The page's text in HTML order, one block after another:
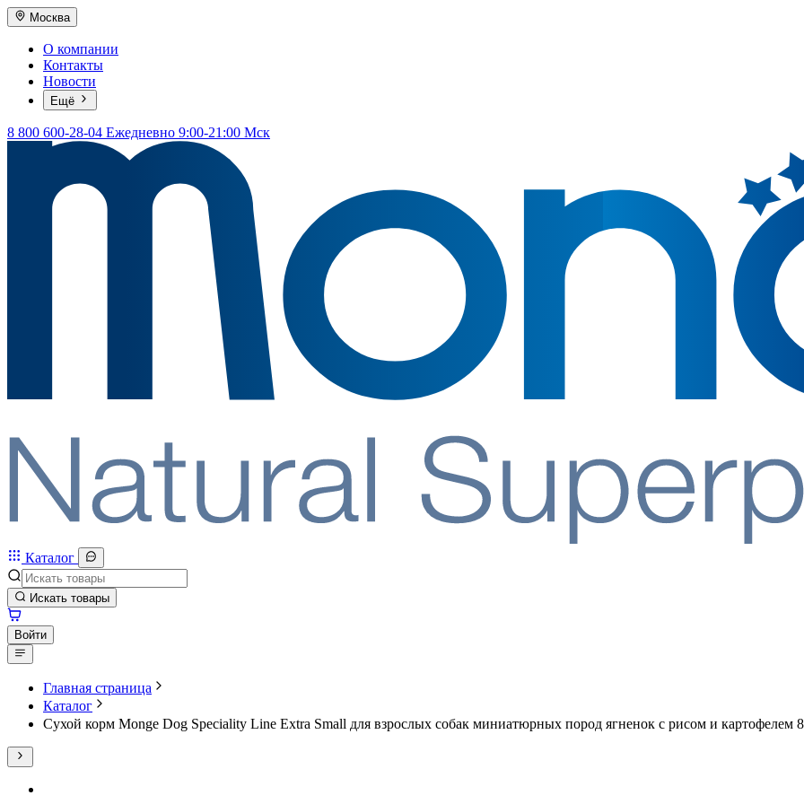
Москва
О компании
Контакты
Новости
Ещё
8 800 600-28-04 Ежедневно 9:00-21:00 Мск
Каталог
Искать товары
Войти
Главная страница
Каталог
Сухой корм Monge Dog Speciality Line Extra Small для взрослых собак миниатюрных пород ягненок с рисом и картофелем